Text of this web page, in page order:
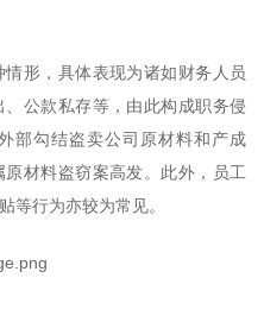
形，具体表现为诸如财务人员
公款私存等，由此构成职务侵
部勾结盗卖公司原材料和产成
材料盗窃案高发。此外，员工
等行为亦较为常见。